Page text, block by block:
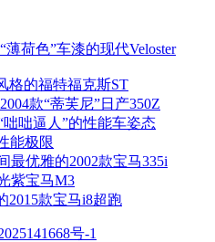
荷色”车漆的现代Veloster
格的福特福克斯ST
款“蒂芙尼”日产350Z
咄咄逼人”的性能车姿态
能极限
最优雅的2002款宝马335i
紫宝马M3
2015款宝马i8超跑
号-1